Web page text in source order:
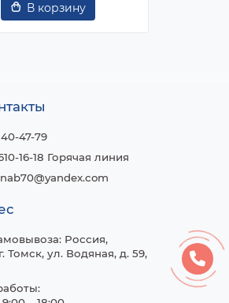
В корзину
47-79
16-18 Горячая линия
Россия,
Томск, ул. Водяная, д. 59,